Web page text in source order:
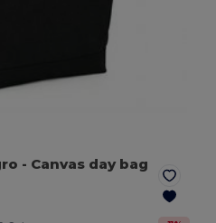
- Canvas day bag